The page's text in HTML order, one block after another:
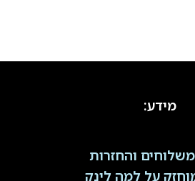
מידע:
והחזרות
על למה לינק